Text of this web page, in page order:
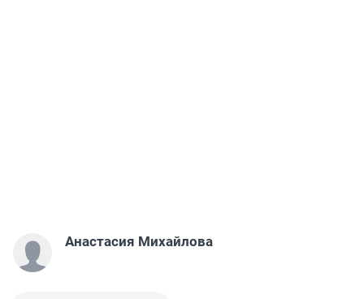
Анастасия Михайлова